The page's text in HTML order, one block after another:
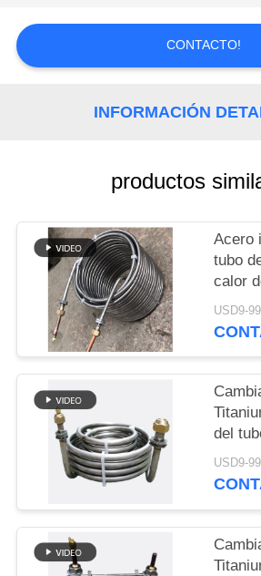
NOTICIAS
PRIVACY
POLICY
CONTACTO!
INFORMACIÓN
productos
Acero
tubo
calor
del
del